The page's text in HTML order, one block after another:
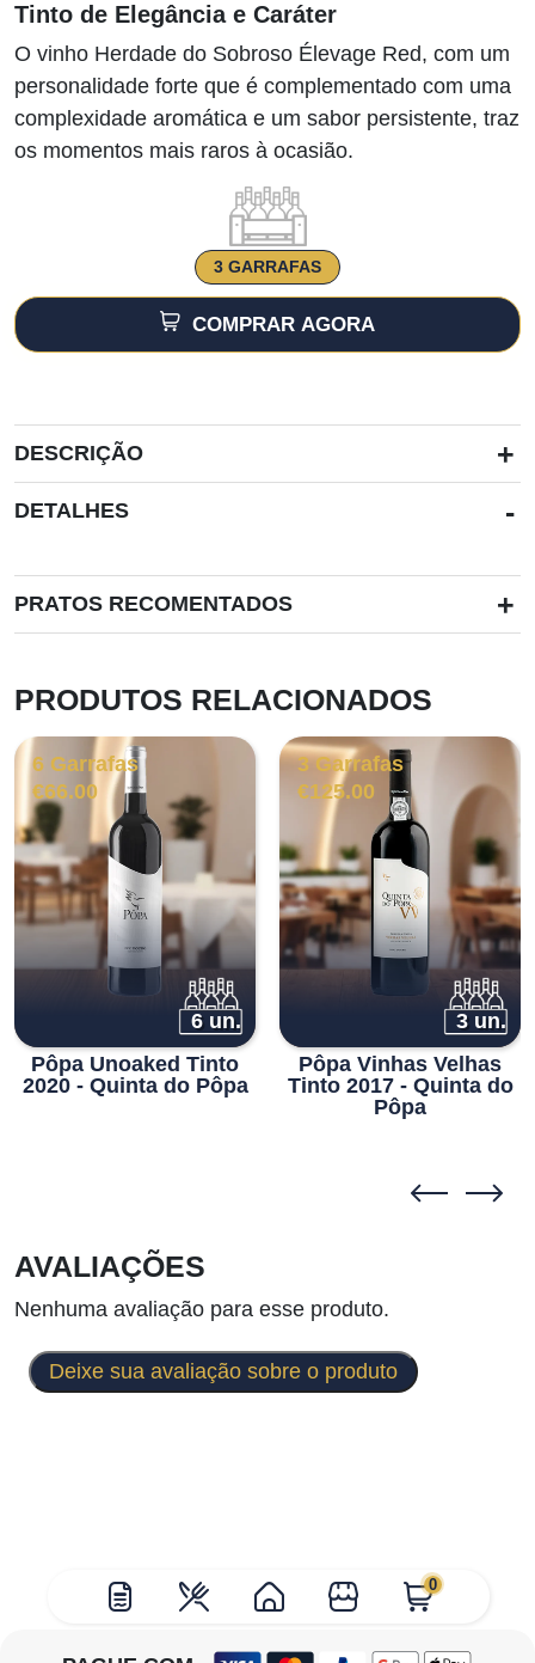
0
Tinto de Elegância e Caráter
O vinho Herdade do Sobroso Élevage Red, com um
personalidade forte que é complementado com uma
complexidade aromática e um sabor persistente, traz
os momentos mais raros à ocasião.
3 GARRAFAS
COMPRAR AGORA
DESCRIÇÃO +
DETALHES -
PRATOS RECOMENTADOS +
PRODUTOS RELACIONADOS
6 Garrafas
€66.00
6 un.
Pôpa Unoaked Tinto
2020 - Quinta do Pôpa
3 Garrafas
€125.00
3 un.
Pôpa Vinhas Velhas
Tinto 2017 - Quinta do
Pôpa
AVALIAÇÕES
Nenhuma avaliação para esse produto.
Deixe sua avaliação sobre o produto